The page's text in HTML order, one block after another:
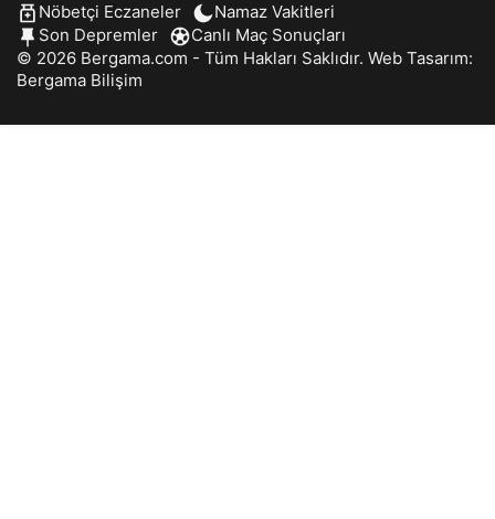
Nöbetçi Eczaneler
Namaz Vakitleri
Son Depremler
Canlı Maç Sonuçları
© 2026 Bergama.com - Tüm Hakları Saklıdır. Web Tasarım:
Bergama Bilişim